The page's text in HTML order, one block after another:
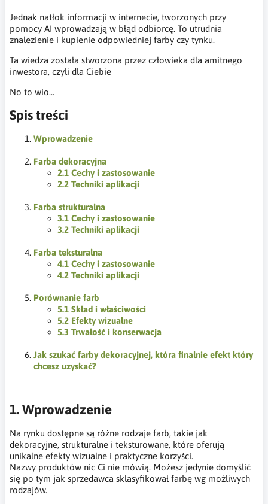
Jednak natłok informacji w internecie, tworzonych przy
pomocy AI wprowadzają w błąd odbiorcę. To utrudnia
znalezienie i kupienie odpowiedniej farby czy tynku.
Ta wiedza została stworzona przez człowieka dla amitnego
inwestora, czyli dla Ciebie
No to wio...
Spis treści
Wprowadzenie
Farba dekoracyjna
2.1 Cechy i zastosowanie
2.2 Techniki aplikacji
Farba strukturalna
3.1 Cechy i zastosowanie
3.2 Techniki aplikacji
Farba teksturalna
4.1 Cechy i zastosowanie
4.2 Techniki aplikacji
Porównanie farb
5.1 Skład i właściwości
5.2 Efekty wizualne
5.3 Trwałość i konserwacja
Jak szukać farby dekoracyjnej, która finalnie efekt który
chcesz uzyskać?
1. Wprowadzenie
Na rynku dostępne są różne rodzaje farb, takie jak
dekoracyjne, strukturalne i teksturowane, które oferują
unikalne efekty wizualne i praktyczne korzyści.
Nazwy produktów nic Ci nie mówią. Możesz jedynie domyślić
się po tym jak sprzedawca sklasyfikował farbę wg możliwych
rodzajów.